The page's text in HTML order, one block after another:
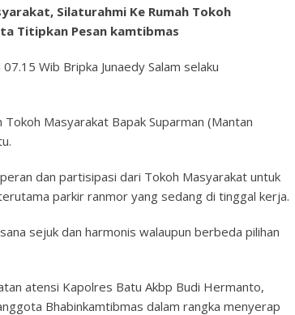
Silaturahmi Ke Rumah Tokoh
Titipkan Pesan kamtibmas
Wib Bripka Junaedy Salam selaku
Masyarakat Bapak Suparman (Mantan
dan partisipasi dari Tokoh Masyarakat untuk
parkir ranmor yang sedang di tinggal kerja.
sejuk dan harmonis walaupun berbeda pilihan
atensi Kapolres Batu Akbp Budi Hermanto,
Bhabinkamtibmas dalam rangka menyerap